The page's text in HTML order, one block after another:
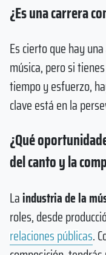
¿Es una carrera
Es cierto que hay
música, pero si
tiempo y esfuerzo,
clave está en la
¿Qué
del canto y la
Laindustria de la
roles, desde
relaciones públicas.